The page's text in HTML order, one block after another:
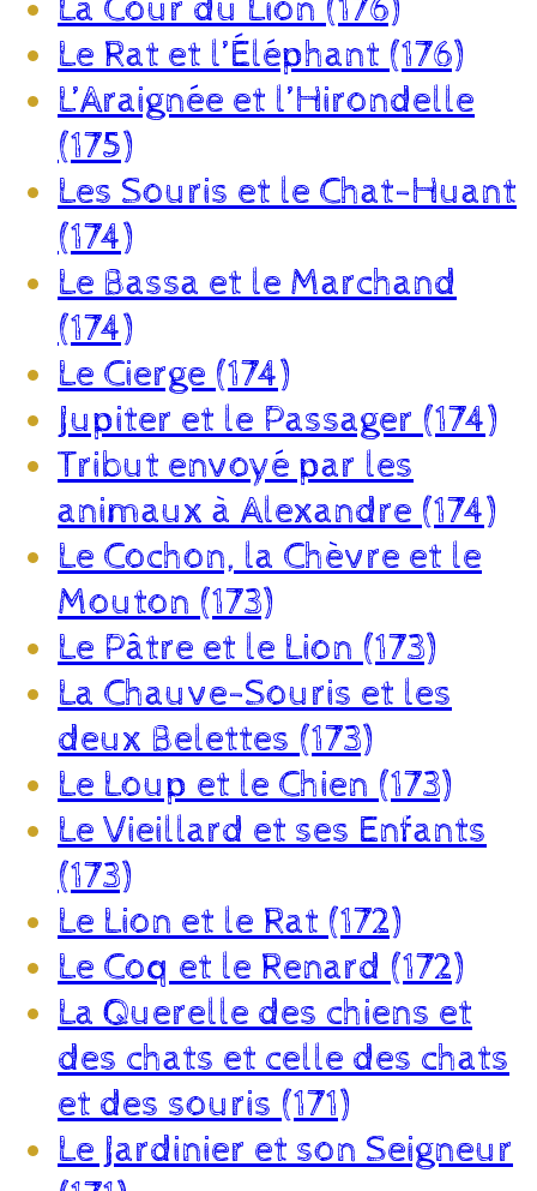
La Cour du Lion (176)
Le Rat et l’Éléphant (176)
L’Araignée et l’Hirondelle
(175)
Les Souris et le Chat-Huant
(174)
Le Bassa et le Marchand
(174)
Le Cierge (174)
Jupiter et le Passager (174)
Tribut envoyé par les
animaux à Alexandre (174)
Le Cochon, la Chèvre et le
Mouton (173)
Le Pâtre et le Lion (173)
La Chauve-Souris et les
deux Belettes (173)
Le Loup et le Chien (173)
Le Vieillard et ses Enfants
(173)
Le Lion et le Rat (172)
Le Coq et le Renard (172)
La Querelle des chiens et
des chats et celle des chats
et des souris (171)
Le Jardinier et son Seigneur